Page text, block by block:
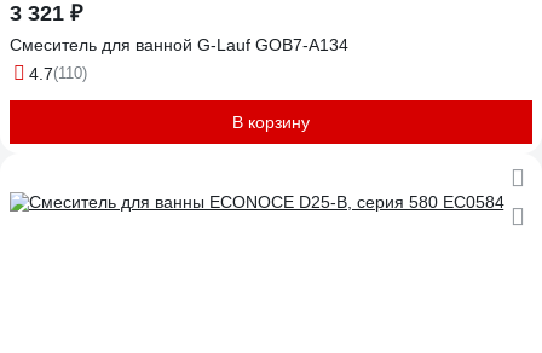
3 321 ₽
Смеситель для ванной G-Lauf GOB7-A134
4.7(110)
В корзину